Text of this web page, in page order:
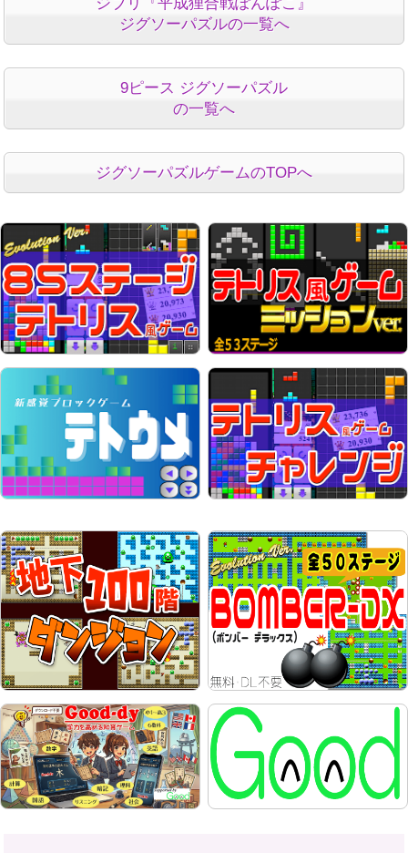
ジグソーパズルの一覧へ
9ピース ジグソーパズル
の一覧へ
ジグソーパズルゲームのTOPへ